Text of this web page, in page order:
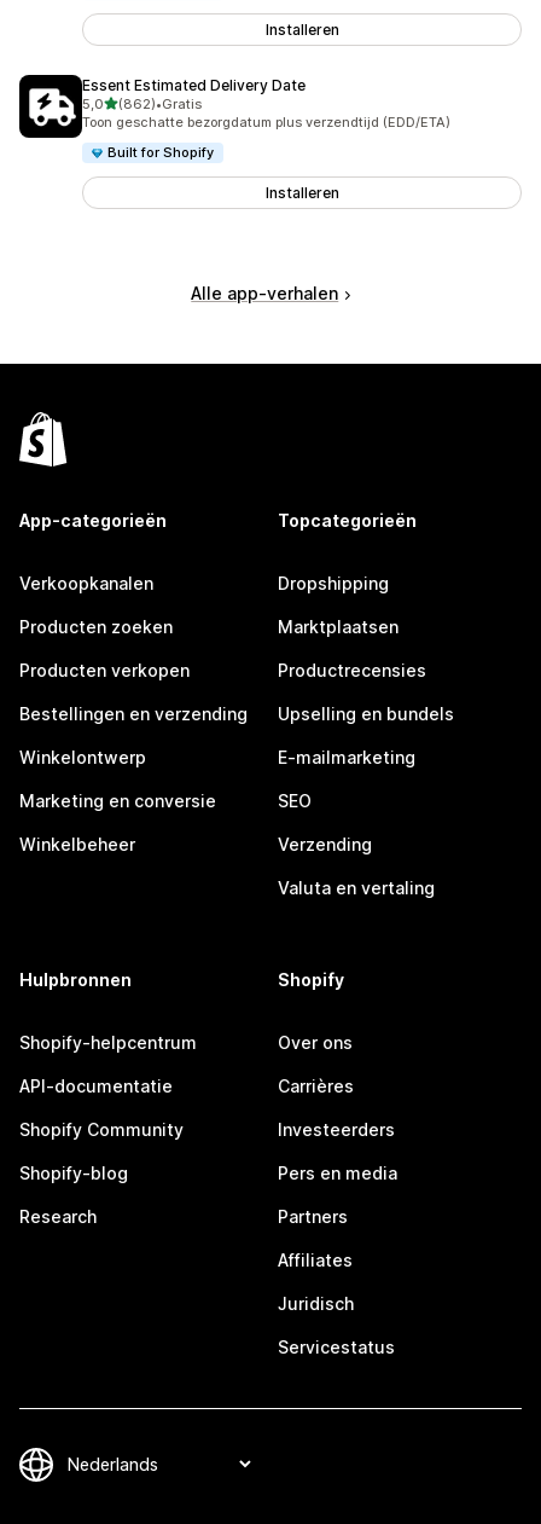
Installeren
Essent Estimated Delivery Date
5,0van 5 sterren
(862)
862 recensies in totaal
•Gratis
Toon geschatte bezorgdatum plus verzendtijd (EDD/ETA)
Built for Shopify
Installeren
Alle app-verhalen
App-categorieën
Verkoopkanalen
Producten zoeken
Producten verkopen
Bestellingen en verzending
Winkelontwerp
Marketing en conversie
Winkelbeheer
Topcategorieën
Dropshipping
Marktplaatsen
Productrecensies
Upselling en bundels
E-mailmarketing
SEO
Verzending
Valuta en vertaling
Hulpbronnen
Shopify-helpcentrum
API-documentatie
Shopify Community
Shopify-blog
Research
Shopify
Over ons
Carrières
Investeerders
Pers en media
Partners
Affiliates
Juridisch
Servicestatus